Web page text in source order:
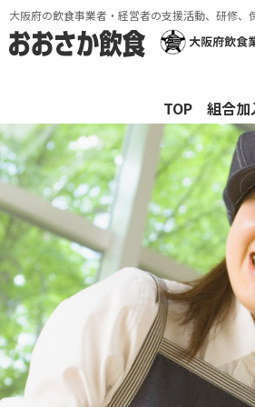
大阪府の飲食事業者・経営者の支援活動、研修、
TOP 組合加